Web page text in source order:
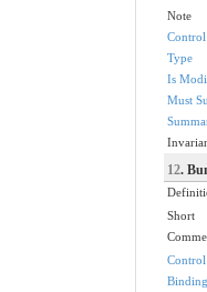
Note
Control
Type
Is
Must
12.
Short
Control
Binding